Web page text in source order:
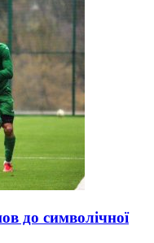
до символічної